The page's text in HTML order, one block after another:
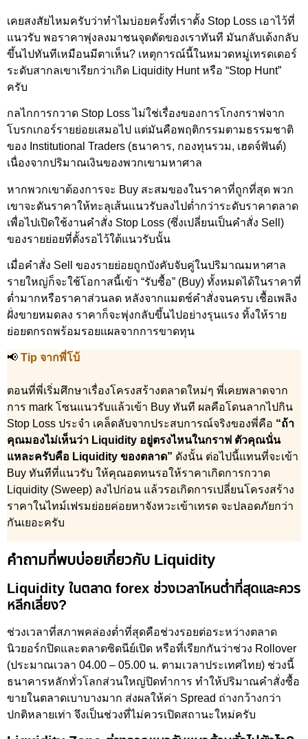
เคยสงสัยไหมครับว่าทำไมบ่อยครั้งที่เราตั้ง Stop Loss เอาไว้ที่
แนวรับ พอราคาพุ่งลงมาชนจุดตัดของเราทันที มันกลับเด้งกลับ
ขึ้นไปทันทีเหมือนมีตาเห็น? เหตุการณ์นี้ในหมวดหมู่เทรดเดอร์
ระดับสากลเขาเรียกว่าเกิด Liquidity Hunt หรือ “Stop Hunt”
ครับ
กลไกการกวาด Stop Loss ไม่ใช่เรื่องของการโกงกราฟจาก
โบรกเกอร์รายย่อยเสมอไป แต่มันคือพฤติกรรมตามธรรมชาติ
ของ Institutional Traders (ธนาคาร, กองทุนรวม, เฮดจ์ฟันด์)
เนื่องจากปริมาณเงินของพวกเขามหาศาล
หากพวกเขาต้องการจะ Buy สะสมของในราคาที่ถูกที่สุด พวก
เขาจะดันราคาให้ทะลุเส้นแนวรับลงไปต่ำกว่าระดับราคาตลาด
เพื่อไปเปิดใช้งานคำสั่ง Stop Loss (ซึ่งเปลี่ยนเป็นคำสั่ง Sell)
ของรายย่อยที่ตั้งรอไว้ใต้แนวรับนั้น
เมื่อคำสั่ง Sell ของรายย่อยถูกบังคับจับคู่ในปริมาณมหาศาล
รายใหญ่ก็จะใช้โอกาสนี้เข้า “รับซื้อ” (Buy) ทั้งหมดได้ในราคาที่
ต่ำมากหรือราคาส่วนลด หลังจากแมตช์คำสั่งจนครบ เชื้อเพลิง
ฝั่งขายหมดลง ราคาก็จะพุ่งกลับขึ้นไปอย่างรุนแรง ทิ้งให้ราย
ย่อยตกรถพร้อมรอยแผลจากการขาดทุน
📢 Tip จากพี่โบ้
ตอนที่พี่เริ่มศึกษาเรื่องโครงสร้างตลาดใหม่ๆ พี่เคยพลาดจาก
การ mark โซนแนวรับแล้วเข้า Buy ทันที ผลคือโดนลากไปกิน
Stop Loss ประจำ เคล็ดลับจากประสบการณ์จริงของพี่คือ “ถ้า
คุณมองไม่เห็นว่า Liquidity อยู่ตรงไหนในกราฟ ตัวคุณนั่น
แหละครับคือ Liquidity ของตลาด” ดังนั้น ต่อไปนี้แทนที่จะเข้า
Buy ทันทีที่แนวรับ ให้คุณอดทนรอให้ราคาเกิดการกวาด
Liquidity (Sweep) ลงไปก่อน แล้วรอเกิดการเปลี่ยนโครงสร้าง
ราคาในไทม์เฟรมย่อยค่อยหาจังหวะเข้าเทรด จะปลอดภัยกว่า
กันเยอะครับ
คำถามที่พบบ่อยเกี่ยวกับ Liquidity
Liquidity ในตลาด forex ช่วงเวลาไหนต่ำที่สุดและควร
หลีกเลี่ยง?
ช่วงเวลาที่สภาพคล่องต่ำที่สุดคือช่วงรอยต่อระหว่างตลาด
นิวยอร์กปิดและตลาดซิดนีย์เปิด หรือที่เรียกกันว่าช่วง Rollover
(ประมาณเวลา 04.00 – 05.00 น. ตามเวลาประเทศไทย) ช่วงนี้
ธนาคารหลักทั่วโลกส่วนใหญ่ปิดทำการ ทำให้ปริมาณคำสั่งซื้อ
ขายในตลาดเบาบางมาก ส่งผลให้ค่า Spread ถ่างกว้างกว่า
ปกติหลายเท่า จึงเป็นช่วงที่ไม่ควรเปิดสถานะใหม่ครับ